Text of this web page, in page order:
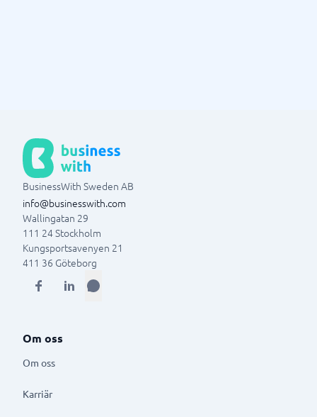
BusinessWith Sweden AB
info@businesswith.com
Wallingatan 29
111 24Stockholm
Kungsportsavenyen 21
411 36 Göteborg
Om oss
Om oss
Karriär